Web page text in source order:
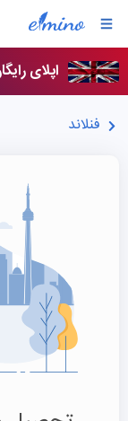
اپلای
فنلاند